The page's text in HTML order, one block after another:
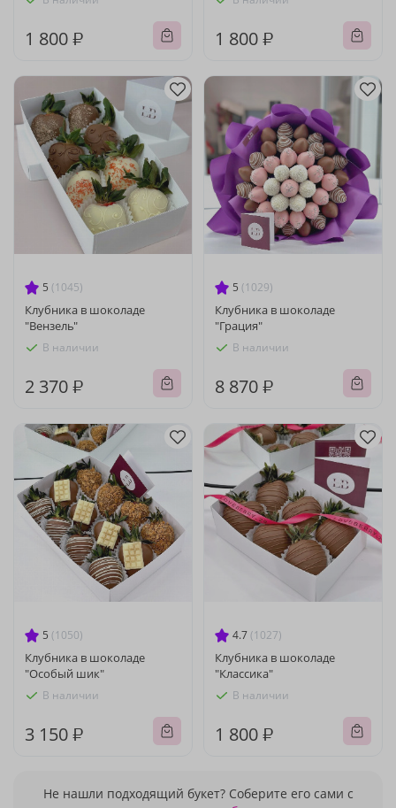
1 800 ₽ 1 800 ₽
5 (1045)
Клубника в шоколаде
"Вензель"
В наличии
2 370 ₽
5 (1029)
Клубника в шоколаде
"Грация"
В наличии
8 870 ₽
5 (1050)
Клубника в шоколаде
"Особый шик"
В наличии
3 150 ₽
4.7 (1027)
Клубника в шоколаде
"Классика"
В наличии
1 800 ₽
Не нашли подходящий букет? Соберите его сами с